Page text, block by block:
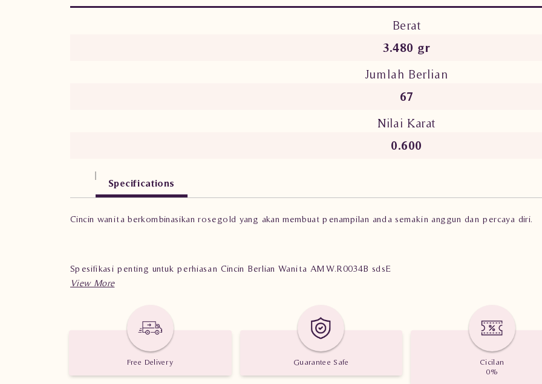
Berat
3.480 gr
Jumlah Berlian
67
Nilai Karat
0.600
Specifications
Cincin wanita berkombinasikan rosegold yang akan membuat penampilan anda semakin anggun dan percaya diri.
Spesifikasi penting untuk perhiasan Cincin Berlian Wanita AMW.R0034B sdsE
Nilai Karat: 0.600 karat
Free Delivery Guarantee Safe
Cicilan
0%